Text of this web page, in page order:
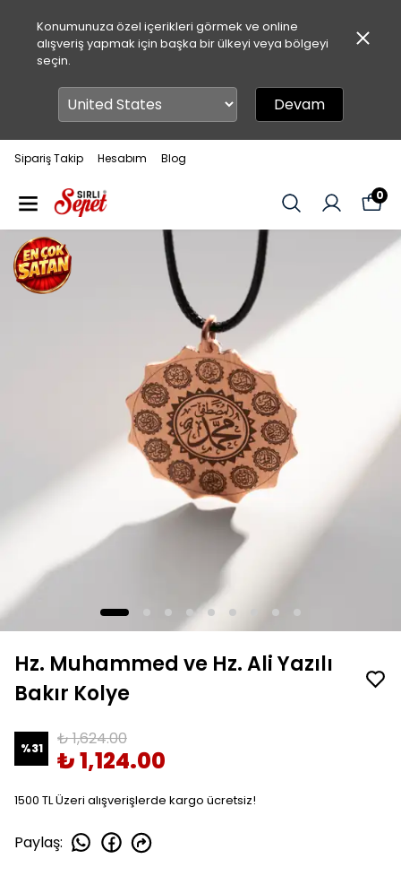
Konumunuza özel içerikleri görmek ve online
alışveriş yapmak için başka bir ülkeyi veya bölgeyi
seçin.
Devam
Sipariş Takip Hesabım Blog
0
Hz. Muhammed ve Hz. Ali Yazılı
Bakır Kolye
%31 ₺ 1,624.00
₺ 1,124.00
1500 TL Üzeri alışverişlerde kargo ücretsiz!
Paylaş: